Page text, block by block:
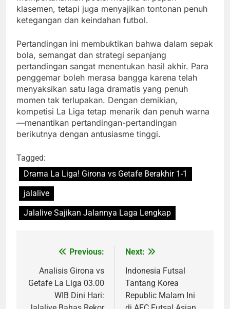
klasemen, tetapi juga menyajikan tontonan penuh
ketegangan dan keindahan futbol.
Pertandingan ini membuktikan bahwa dalam sepak
bola, semangat dan strategi sepanjang
pertandingan sangat menentukan hasil akhir. Para
penggemar boleh merasa bangga karena telah
menyaksikan satu laga dramatis yang penuh
momen tak terlupakan. Dengan demikian,
kompetisi La Liga tetap menarik dan penuh warna
—menantikan pertandingan-pertandingan
berikutnya dengan antusiasme tinggi.
Tagged:
Drama La Liga! Girona vs Getafe Berakhir 1-1
jalalive
Jalalive Sajikan Jalannya Laga Lengkap
navigation
Previous:
Analisis Girona vs
Getafe La Liga 03.00
WIB Dini Hari:
Next:
Indonesia Futsal
Tantang Korea
Republic Malam Ini